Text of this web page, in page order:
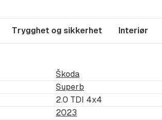
Trygghet og sikkerhet Interiør
Škoda
Superb
2.0 TDI 4x4
2023